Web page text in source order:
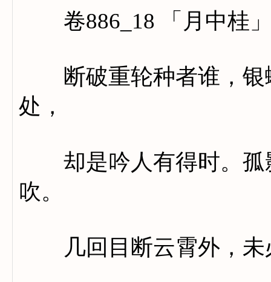
卷886_18 「月中桂
断破重轮种者谁，银
处，
却是吟人有得时。孤
吹。
几回目断云霄外，未